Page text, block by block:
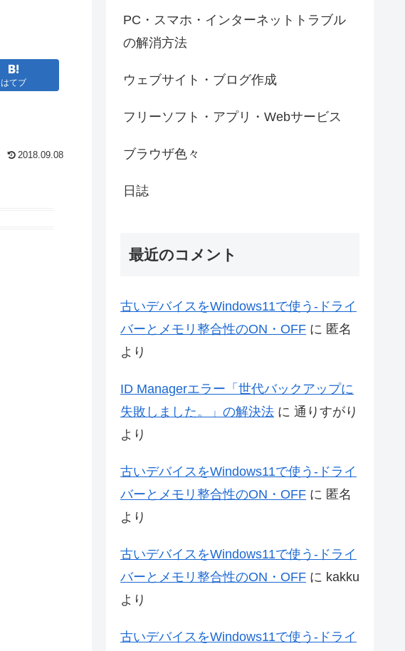
はてブ
2018.09.08
PC・スマホ・インターネットトラブル
の解消方法
ウェブサイト・ブログ作成
フリーソフト・アプリ・Webサービス
ブラウザ色々
日誌
最近のコメント
古いデバイスをWindows11で使う-ドライ
バーとメモリ整合性のON・OFF に 匿名
より
ID Managerエラー「世代バックアップに
失敗しました。」の解決法 に 通りすがり
より
古いデバイスをWindows11で使う-ドライ
バーとメモリ整合性のON・OFF に 匿名
より
古いデバイスをWindows11で使う-ドライ
バーとメモリ整合性のON・OFF に kakku
より
古いデバイスをWindows11で使う-ドライ